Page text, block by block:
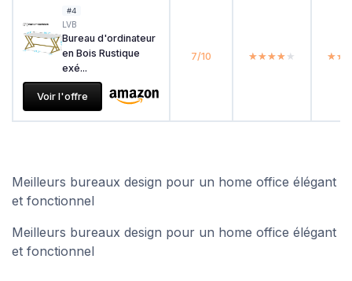
#4
LVB
Bureau d'ordinateur
en Bois Rustique
exé...
Voir l'offre
7/10 ★★★★★
★★★★★
Meilleurs bureaux design pour un home office élégant
et fonctionnel
Meilleurs bureaux design pour un home office élégant
et fonctionnel